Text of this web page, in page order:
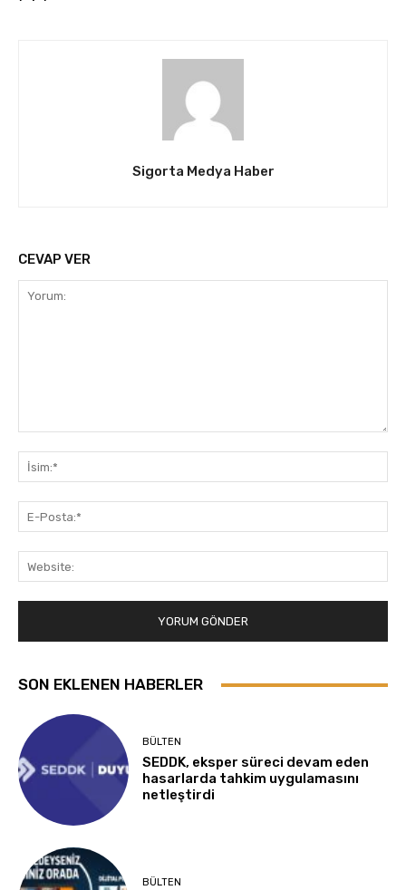
Sigorta Medya Haber
CEVAP VER
SON EKLENEN HABERLER
BÜLTEN
SEDDK, eksper süreci devam eden
hasarlarda tahkim uygulamasını
netleştirdi
BÜLTEN